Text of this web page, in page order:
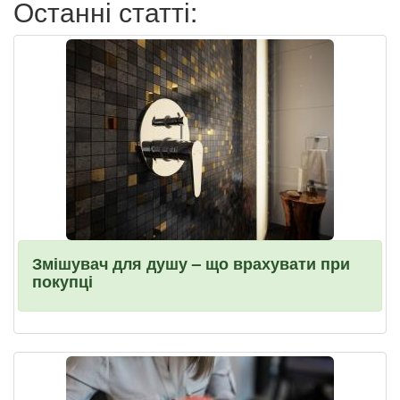
Останні статті:
Змішувач для душу – що врахувати при
покупці